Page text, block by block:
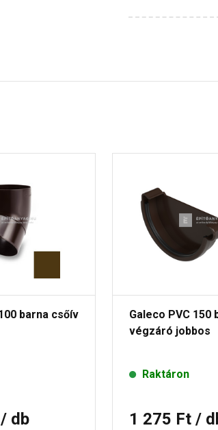
barna csőív
/ db
Galeco PVC 150
végzáró jobbos
Raktáron
1 275 Ft /